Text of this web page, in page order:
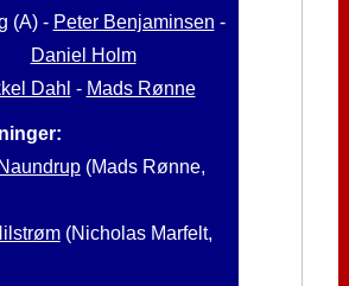
(A) - Peter Benjaminsen -
Daniel Holm
Dahl - Mads Rønne
(Mads Rønne,
(Nicholas Marfelt,